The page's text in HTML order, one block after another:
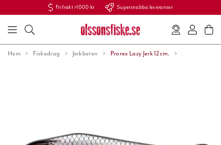
Fri frakt >1000 kr Supersnabba leveranser
Hem Fiskedrag Jerkbeten Prorex Lazy Jerk 12cm.